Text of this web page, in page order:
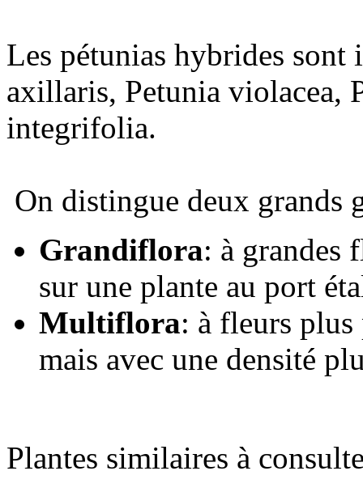
Les pétunias hybrides sont
axillaris, Petunia violacea,
integrifolia.
On distingue deux grands
Grandiflora: à grandes
sur une plante au port
Multiflora: à fleurs plus
mais avec une densité
Plantes similaires à